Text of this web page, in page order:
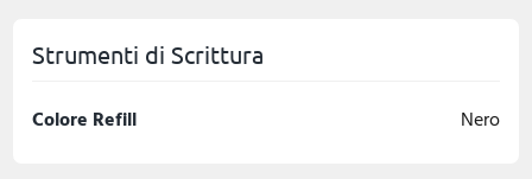
Strumenti di Scrittura
Colore Refill Nero